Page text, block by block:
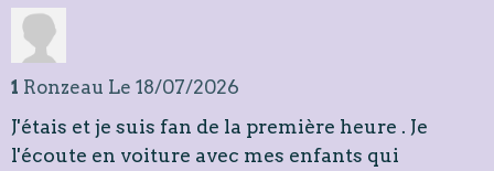
1 Ronzeau Le 18/07/2026
J'étais et je suis fan de la première heure . Je
l'écoute en voiture avec mes enfants qui